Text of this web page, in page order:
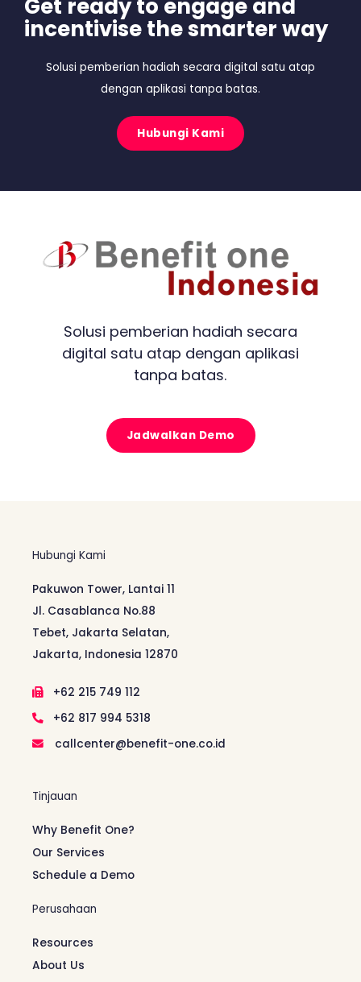
Get ready to engage and
incentivise the smarter way
Solusi pemberian hadiah secara digital satu atap
dengan aplikasi tanpa batas.
Hubungi Kami
Solusi pemberian hadiah secara
digital satu atap dengan aplikasi
tanpa batas.
Jadwalkan Demo
Hubungi Kami
Pakuwon Tower, Lantai 11
Jl. Casablanca No.88
Tebet, Jakarta Selatan,
Jakarta, Indonesia 12870
+62 215 749 112
+62 817 994 5318
callcenter@benefit-one.co.id
Tinjauan
Why Benefit One?
Our Services
Schedule a Demo
Perusahaan
Resources
About Us